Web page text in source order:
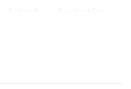
é cliente — é estratégia.